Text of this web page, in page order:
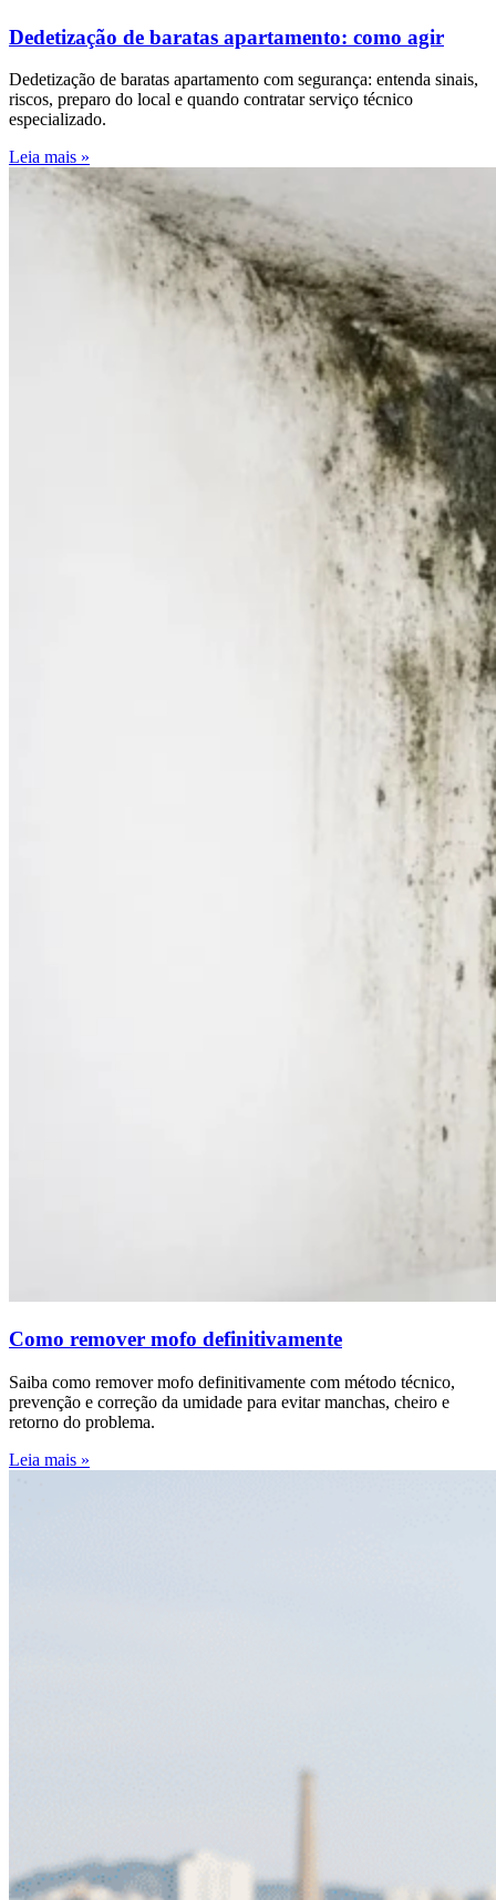
Dedetização de baratas apartamento: como agir
Dedetização de baratas apartamento com segurança: entenda sinais,
riscos, preparo do local e quando contratar serviço técnico
especializado.
Leia mais »
Como remover mofo definitivamente
Saiba como remover mofo definitivamente com método técnico,
prevenção e correção da umidade para evitar manchas, cheiro e
retorno do problema.
Leia mais »